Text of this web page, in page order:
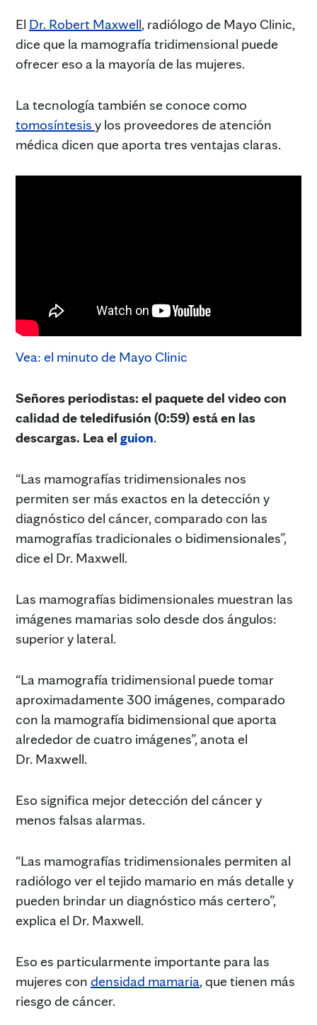
El Dr. Robert Maxwell, radiólogo de Mayo Clinic,
dice que la mamografía tridimensional puede
ofrecer eso a la mayoría de las mujeres.
La tecnología también se conoce como
tomosíntesis y los proveedores de atención
médica dicen que aporta tres ventajas claras.
Vea: el minuto de Mayo Clinic
Señores periodistas: el paquete del video con
calidad de teledifusión (0:59) está en las
descargas. Lea el guion.
“Las mamografías tridimensionales nos
permiten ser más exactos en la detección y
diagnóstico del cáncer, comparado con las
mamografías tradicionales o bidimensionales”,
dice el Dr. Maxwell.
Las mamografías bidimensionales muestran las
imágenes mamarias solo desde dos ángulos:
superior y lateral.
“La mamografía tridimensional puede tomar
aproximadamente 300 imágenes, comparado
con la mamografía bidimensional que aporta
alrededor de cuatro imágenes”, anota el
Dr. Maxwell.
Eso significa mejor detección del cáncer y
menos falsas alarmas.
“Las mamografías tridimensionales permiten al
radiólogo ver el tejido mamario en más detalle y
pueden brindar un diagnóstico más certero”,
explica el Dr. Maxwell.
Eso es particularmente importante para las
mujeres con densidad mamaria, que tienen más
riesgo de cáncer.